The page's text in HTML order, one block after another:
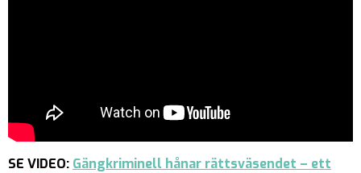
SE VIDEO: Gängkriminell hånar rättsväsendet – ett